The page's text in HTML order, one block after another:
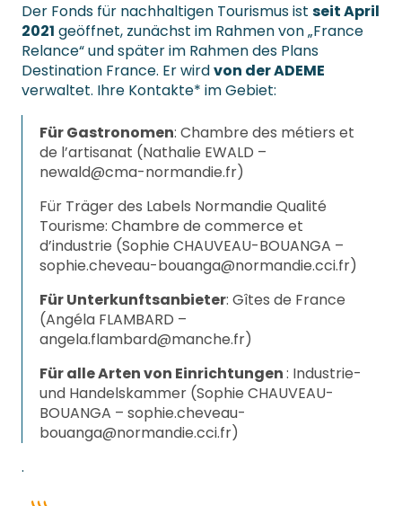
Der Fonds für nachhaltigen Tourismus ist seit April
2021 geöffnet, zunächst im Rahmen von „France
Relance“ und später im Rahmen des Plans
Destination France. Er wirdvon der ADEME
verwaltet. Ihre Kontakte* im Gebiet:
Für Gastronomen: Chambre des métiers et
de l’artisanat (Nathalie EWALD –
newald@cma-normandie.fr)
Für Träger des Labels Normandie Qualité
Tourisme: Chambre de commerce et
d’industrie (Sophie CHAUVEAU-BOUANGA –
sophie.cheveau-bouanga@normandie.cci.fr)
Für Unterkunftsanbieter: Gîtes de France
(Angéla FLAMBARD –
angela.flambard@manche.fr)
Für alle Arten von Einrichtungen: Industrie-
und Handelskammer (Sophie CHAUVEAU-
BOUANGA – sophie.cheveau-
bouanga@normandie.cci.fr)
.